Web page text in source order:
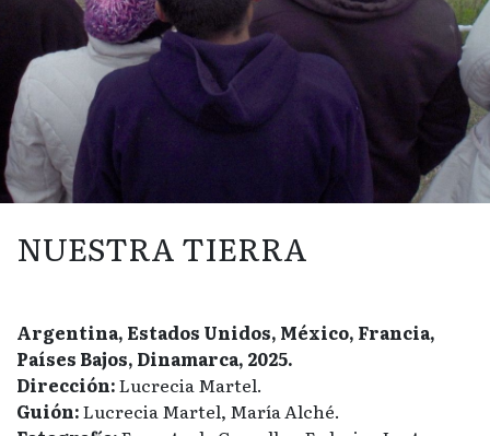
NUESTRA TIERRA
Argentina, Estados Unidos, México, Francia,
Países Bajos, Dinamarca, 2025.
Dirección:Lucrecia Martel.
Guión:Lucrecia Martel, María Alché.